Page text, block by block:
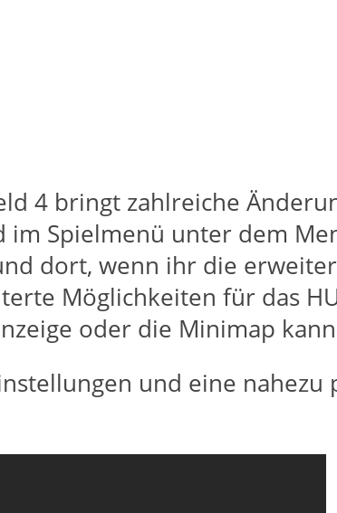
4 bringt zahlreiche
Spielmenü unter dem
dort, wenn ihr die
Möglichkeiten für das
oder die Minimap
und eine